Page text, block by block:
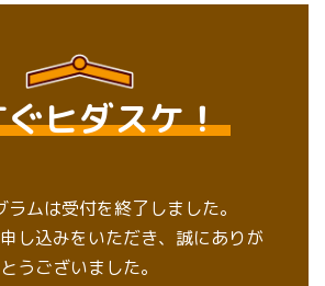
ヒダスケ！
ラムは受付を終了しました。
し込みをいただき、誠にありが
とうございました。